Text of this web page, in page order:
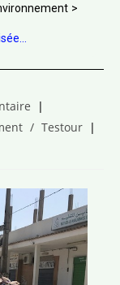
>
/ Testour